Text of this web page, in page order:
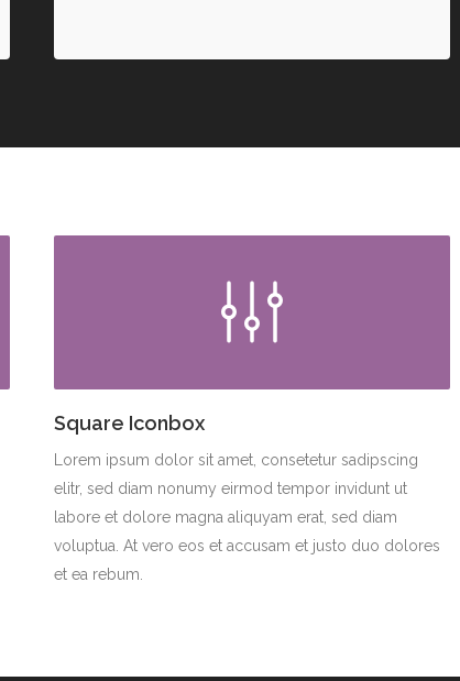
Square Iconbox
Lorem ipsum dolor sit amet, consetetur sadipscing
elitr, sed diam nonumy eirmod tempor invidunt ut
labore et dolore magna aliquyam erat, sed diam
voluptua. At vero eos et accusam et justo duo dolores
et ea rebum.